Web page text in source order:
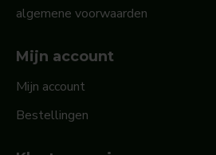
algemene voorwaarden
Mijn account
Mijn account
Bestellingen